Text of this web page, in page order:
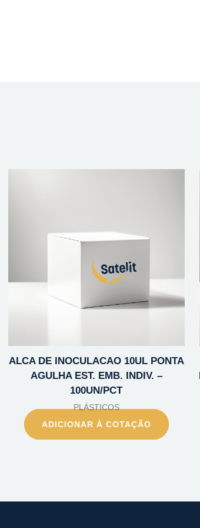
ALCA DE INOCULACAO 10UL PONTA
AGULHA EST. EMB. INDIV. –
100UN/PCT
PLÁSTICOS
ADICIONAR À COTAÇÃO